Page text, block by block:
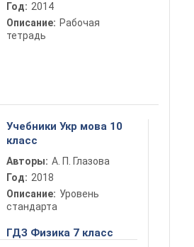
Год: 2014
Описание: Рабочая
тетрадь
Учебники Укр мова 10
класс
Авторы: А. П. Глазова
Год: 2018
Описание: Уровень
стандарта
ГДЗ Физика 7 класс